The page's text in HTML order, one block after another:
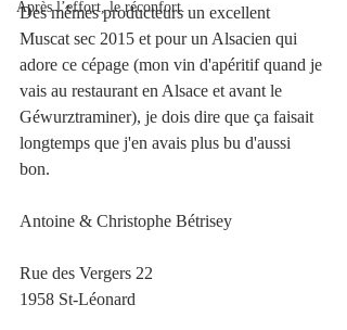
Après l’effort, le réconfort.
Des mêmes producteurs un excellent
Muscat sec 2015 et pour un Alsacien qui
adore ce cépage (mon vin d'apéritif quand je
vais au restaurant en Alsace et avant le
Géwurztraminer), je dois dire que ça faisait
longtemps que j'en avais plus bu d'aussi
bon.
Antoine & Christophe Bétrisey
Rue des Vergers 22
1958 St-Léonard